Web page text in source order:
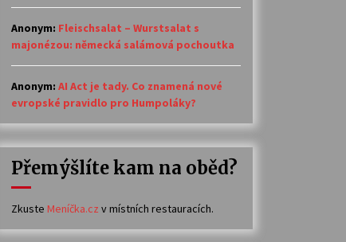
Anonym: Fleischsalat – Wurstsalat s
majonézou: německá salámová pochoutka
Anonym: AI Act je tady. Co znamená nové
evropské pravidlo pro Humpoláky?
Přemýšlíte kam na oběd?
Zkuste Meníčka.cz v místních restauracích.